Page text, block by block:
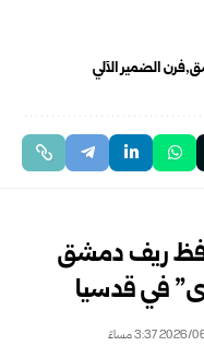
فرن الضمير الآلي
ريف دمشق
في قدسيا